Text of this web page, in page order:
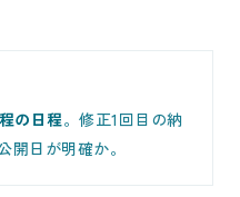
の日程。修正1回目の納
開日が明確か。